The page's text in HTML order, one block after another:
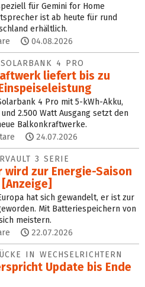
für Gemini for Home
ist ab heute für rund
erhältlich.
04.08.2026
4 PRO
liefert bis zu
4 Pro mit 5-kWh-Akku,
2.500 Watt Ausgang setzt den
Balkonkraftwerke.
24.07.2026
3 SERIE
wird zur Energie-Saison
hat sich gewandelt, er ist zur
Mit Batteriespeichern von
meistern.
22.07.2026
IN WECHSEL­RICHTERN
Update bis Ende